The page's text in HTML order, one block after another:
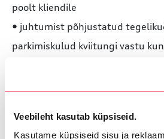
Veebileht kasutab küpsiseid.
Kasutame küpsiseid sisu ja
poolt kliendile
• juhtumist põhjustatud
parkimiskulud kviitungi vastu
tegevusest või tegevusetusest